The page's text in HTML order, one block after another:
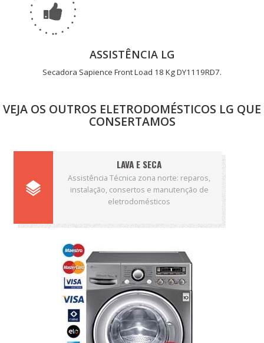
ASSISTÊNCIA LG
Secadora Sapience Front Load 18 Kg DY1119RD7.
VEJA OS OUTROS ELETRODOMÉSTICOS LG QUE
CONSERTAMOS
LAVA E SECA
Assistência Técnica zona norte: reparos,
instalação, consertos e manutenção de
eletrodomésticos